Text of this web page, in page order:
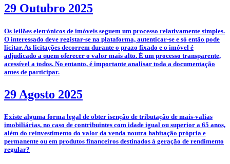
29 Outubro 2025
­­Os leilões eletrónicos de imóveis seguem um processo relativamente simples.
O interessado deve registar-se na plataforma, autenticar-se e só então pode
licitar. As licitações decorrem durante o prazo fixado e o imóvel é
adjudicado a quem oferecer o valor mais alto. É um processo transparente,
acessível a todos. No entanto, é importante analisar toda a documentação
antes de participar.
29 Agosto 2025
­Existe alguma forma legal de obter isenção de tributação de mais-valias
imobiliárias, no caso de contribuintes com idade igual ou superior a 65 anos,
além do reinvestimento do valor da venda noutra habitação própria e
permanente ou em produtos financeiros destinados à geração de rendimento
regular?